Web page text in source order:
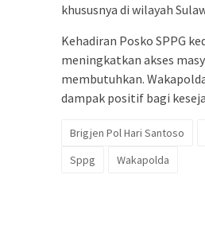
khususnya di wilayah
Kehadiran Posko SPPG
meningkatkan akses
membutuhkan.
dampak positif bagi
Brigjen Pol Hari Santoso
Sppg
Wakapolda